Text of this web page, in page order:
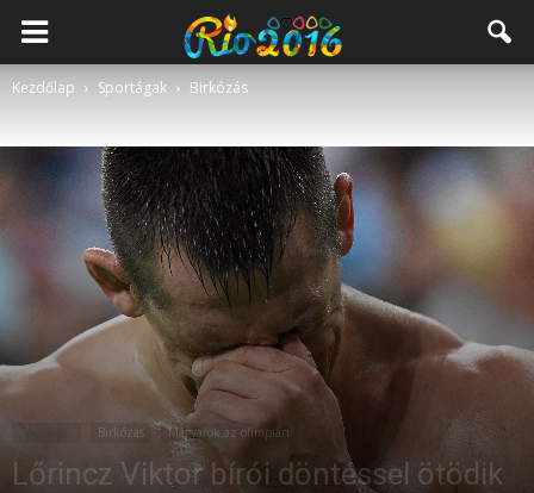
Kezdőlap Sportágak Birkózás
Birkózás Magyarok az olimpián
Lőrincz Viktor bírói döntéssel ötödik